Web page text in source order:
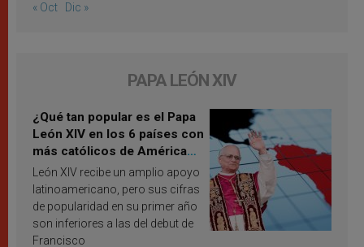
« Oct Dic »
PAPA LEÓN XIV
¿Qué tan popular es el Papa
León XIV en los 6 países con
más católicos de América
Latina en 2026? Publican
resultados de investigación
León XIV recibe un amplio apoyo
latinoamericano, pero sus cifras
de popularidad en su primer año
son inferiores a las del debut de
Francisco